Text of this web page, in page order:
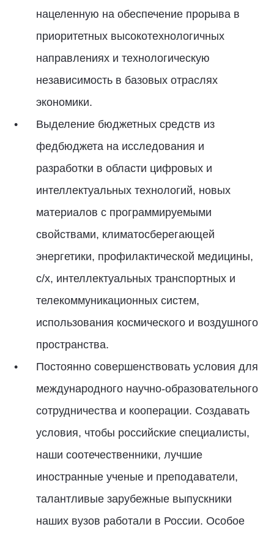
нацеленную на обеспечение прорыва в
приоритетных высокотехнологичных
направлениях и технологическую
независимость в базовых отраслях
экономики.
Выделение бюджетных средств из
федбюджета на исследования и
разработки в области цифровых и
интеллектуальных технологий, новых
материалов с программируемыми
свойствами, климатосберегающей
энергетики, профилактической медицины,
с/х, интеллектуальных транспортных и
телекоммуникационных систем,
использования космического и воздушного
пространства.
Постоянно совершенствовать условия для
международного научно-образовательного
сотрудничества и кооперации. Создавать
условия, чтобы российские специалисты,
наши соотечественники, лучшие
иностранные ученые и преподаватели,
талантливые зарубежные выпускники
наших вузов работали в России. Особое